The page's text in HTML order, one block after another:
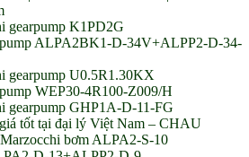
gearpump K1PD2G
ALPA2BK1-D-34V+ALPP2-D-34-
gearpump U0.5R1.30KX
WEP30-4R100-Z009/H
gearpump GHP1A-D-11-FG
tốt tại đại lý Việt Nam – CHAU
bơm ALPA2-S-10